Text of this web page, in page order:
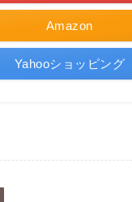
Amazon
Yahooショッピング